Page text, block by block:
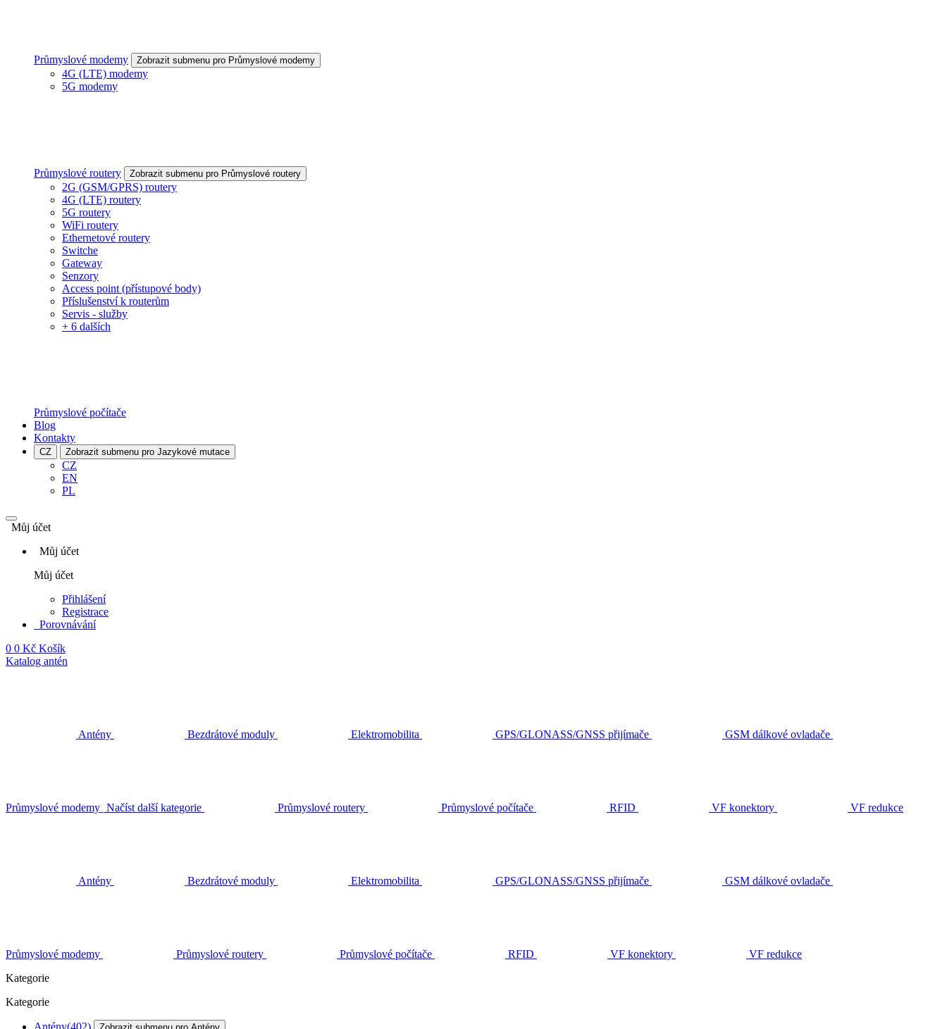
Průmyslové modemy Zobrazit submenu pro Průmyslové modemy
4G (LTE) modemy
5G modemy
Průmyslové routery Zobrazit submenu pro Průmyslové routery
2G (GSM/GPRS) routery
4G (LTE) routery
5G routery
WiFi routery
Ethernetové routery
Switche
Gateway
Senzory
Access point (přístupové body)
Příslušenství k routerům
Servis - služby
+ 6 dalších
Průmyslové počítače
Blog
Kontakty
CZ Zobrazit submenu pro Jazykové mutace
CZ
EN
PL
Můj účet
Můj účet
Můj účet
Přihlášení
Registrace
Porovnávání
0 0 Kč Košík
Katalog antén
Antény Bezdrátové moduly Elektromobilita GPS/GLONASS/GNSS přijímače GSM dálkové ovladače
Průmyslové modemy Načíst další kategorie Průmyslové routery Průmyslové počítače RFID VF konektory VF redukce
Antény Bezdrátové moduly Elektromobilita GPS/GLONASS/GNSS přijímače GSM dálkové ovladače
Průmyslové modemy Průmyslové routery Průmyslové počítače RFID VF konektory
VF redukce
Kategorie
Kategorie
Antény(402)